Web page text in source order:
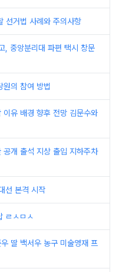
선거법 사례와 주의사항
, 중앙분리대 파편 택시 창문
원의 참여 방법
이유 배경 향후 전망 김문수와
개 출석 지상 출입 지하주차
선 본격 시작
ㄹㅅㅁㅅ
딸 백서우 농구 미술영재 프